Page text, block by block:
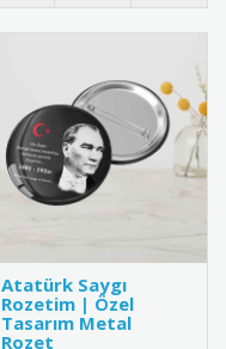
Atatürk Saygı
Rozetim | Özel
Tasarım Metal
Rozet